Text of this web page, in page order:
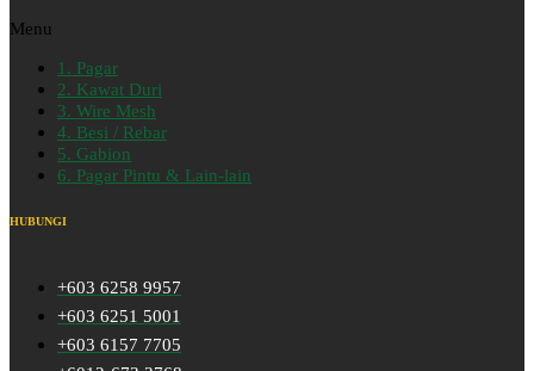
Menu
1. Pagar
2. Kawat Duri
3. Wire Mesh
4. Besi / Rebar
5. Gabion
6. Pagar Pintu & Lain-lain
HUBUNGI
+603 6258 9957
+603 6251 5001
+603 6157 7705